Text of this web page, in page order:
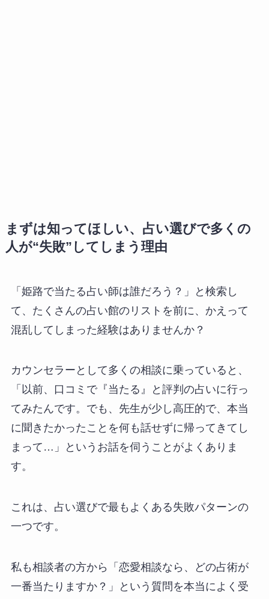
まずは知ってほしい、占い選びで多くの
人が“失敗”してしまう理由
「姫路で当たる占い師は誰だろう？」と検索し
て、たくさんの占い館のリストを前に、かえって
混乱してしまった経験はありませんか？
カウンセラーとして多くの相談に乗っていると、
「以前、口コミで『当たる』と評判の占いに行っ
てみたんです。でも、先生が少し高圧的で、本当
に聞きたかったことを何も話せずに帰ってきてし
まって…」というお話を伺うことがよくありま
す。
これは、占い選びで最もよくある失敗パターンの
一つです。
私も相談者の方から「恋愛相談なら、どの占術が
一番当たりますか？」という質問を本当によく受